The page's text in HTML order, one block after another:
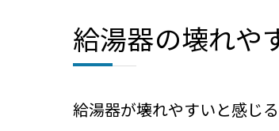
給湯器の壊れや
給湯器が壊れやすいと感じ